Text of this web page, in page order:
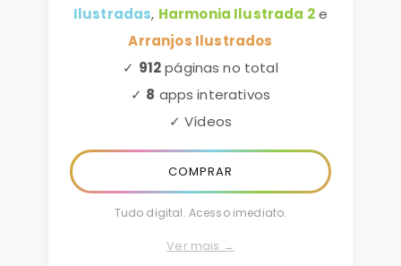
Ilustradas, Harmonia Ilustrada 2e
Arranjos Ilustrados
✓ 912páginas no total
✓ 8 apps interativos
✓ Vídeos
COMPRAR
Tudo digital. Acesso imediato.
Ver mais →